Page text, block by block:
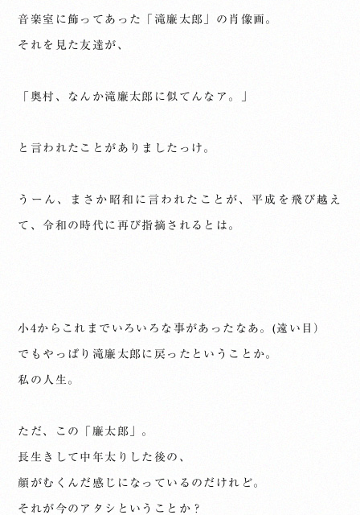
音楽室に飾ってあった「滝廉太郎」の肖像画。
それを見た友達が、
「奥村、なんか滝廉太郎に似てんなア。」
と言われたことがありましたっけ。
うーん、まさか昭和に言われたことが、平成を飛び越え
て、令和の時代に再び指摘されるとは。
小4からこれまでいろいろな事があったなあ。(遠い目）
でもやっぱり滝廉太郎に戻ったということか。
私の人生。
ただ、この「廉太郎」。
長生きして中年太りした後の、
顔がむくんだ感じになっているのだけれど。
それが今のアタシということか？